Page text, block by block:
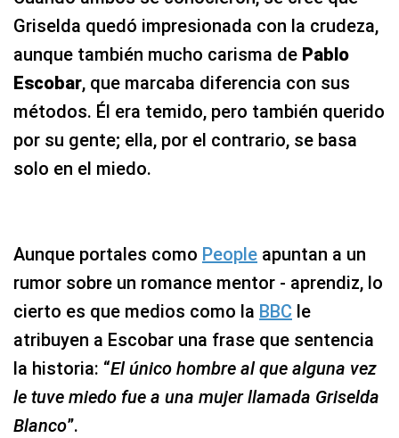
Griselda quedó impresionada con la crudeza,
aunque también mucho carisma de Pablo
Escobar, que marcaba diferencia con sus
métodos. Él era temido, pero también querido
por su gente; ella, por el contrario, se basa
solo en el miedo.
Aunque portales como People apuntan a un
rumor sobre un romance mentor - aprendiz, lo
cierto es que medios como la BBC le
atribuyen a Escobar una frase que sentencia
la historia: “El único hombre al que alguna vez
le tuve miedo fue a una mujer llamada Griselda
Blanco”.